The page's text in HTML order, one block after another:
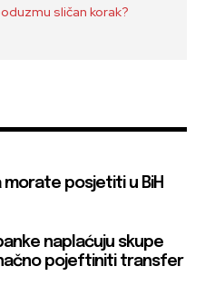
sličan korak?
morate posjetiti u BiH
naplaćuju skupe
pojeftiniti transfer